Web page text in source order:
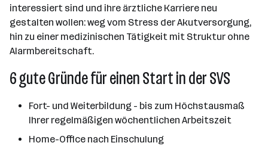
interessiert sind und ihre ärztliche Karriere neu
gestalten wollen: weg vom Stress der Akutversorgung,
hin zu einer medizinischen Tätigkeit mit Struktur ohne
Alarmbereitschaft.
6 gute Gründe für einen Start in der SVS
Fort- und Weiterbildung - bis zum Höchstausmaß
Ihrer regelmäßigen wöchentlichen Arbeitszeit
Home-Office nach Einschulung